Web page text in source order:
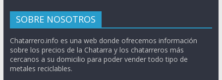
SOBRE NOSOTROS
Chatarrero.info es una web donde ofrecemos información
sobre los precios de la Chatarra y los chatarreros más
cercanos a su domicilio para poder vender todo tipo de
metales reciclables.